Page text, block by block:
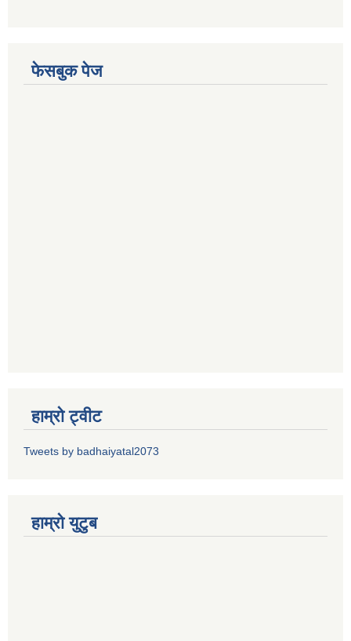
फेसबुक पेज
हाम्रो ट्वीट
Tweets by badhaiyatal2073
हाम्रो युटुब